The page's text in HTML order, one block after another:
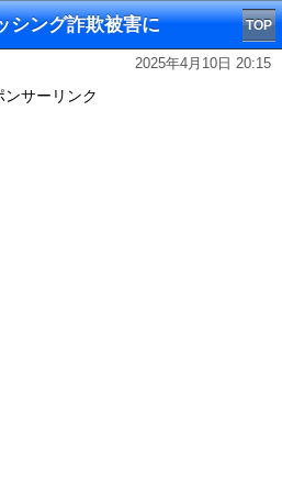
シング詐欺被害に TOP
2025年4月10日 20:15
ンサーリンク